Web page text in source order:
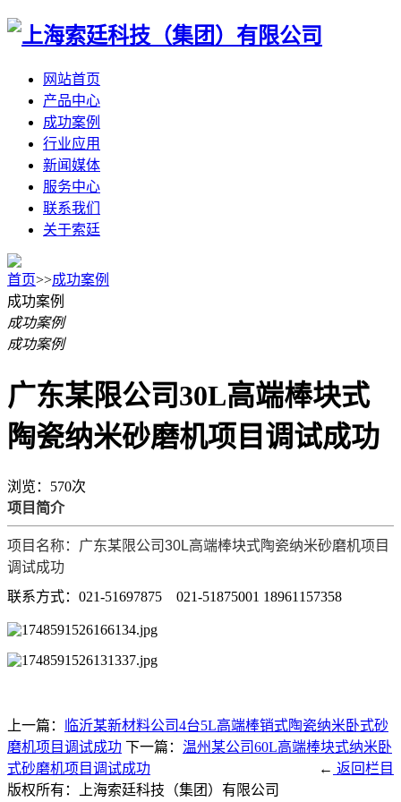
网站首页
产品中心
成功案例
行业应用
新闻媒体
服务中心
联系我们
关于索廷
首页>>成功案例
成功案例
成功案例
成功案例
广东某限公司30L高端棒块式
陶瓷纳米砂磨机项目调试成功
浏览：570次
项目简介
项目名称：广东某限公司30L高端棒块式陶瓷纳米砂磨机项目
调试成功
联系方式：021-51697875 021-51875001 18961157358
上一篇： 临沂某新材料公司4台5L高端棒销式陶瓷纳米卧式砂
磨机项目调试成功
下一篇： 温州某公司60L高端棒块式纳米卧
式砂磨机项目调试成功
← 返回栏目
版权所有：上海索廷科技（集团）有限公司